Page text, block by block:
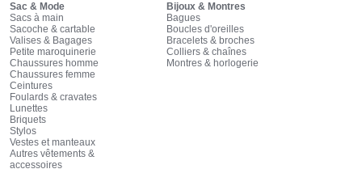
Sac & Mode
Sacs à main
Sacoche & cartable
Valises & Bagages
Petite maroquinerie
Chaussures homme
Chaussures femme
Ceintures
Foulards & cravates
Lunettes
Briquets
Stylos
Vestes et manteaux
Autres vêtements &
accessoires
Bijoux & Montres
Bagues
Boucles d'oreilles
Bracelets & broches
Colliers & chaînes
Montres & horlogerie